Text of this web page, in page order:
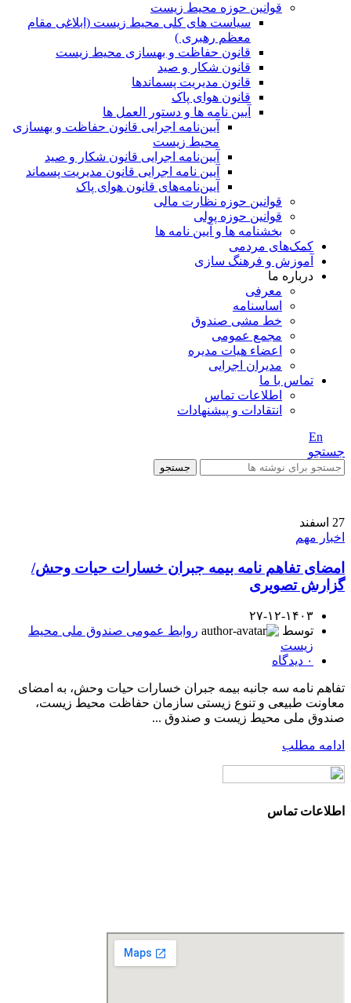
قوانین حوزه محیط زیست
ﺳﯿﺎﺳﺖ ﻫﺎی ﮐﻠﯽ ﻣﺤﯿﻂ زﯾﺴﺖ (ابلاغی مقام
معظم رهبری )
قانون حفاظت و بهسازی محیط زیست
قانون شکار و صید
قانون مدیریت پسماندها
قانون هوای پاک
آیین نامه ها و دستور العمل ها
آیین‌نامه اجرایی قانون حفاظت و بهسازی
محیط زیست
آیین‌نامه اجرایی قانون شکار و صید
آیین نامه اجرایی قانون مدیریت پسماند
آیین‌نامه‌های قانون هوای پاک
قوانین حوزه نظارت مالی
قوانین حوزه پولی
بخشنامه ها و آیین نامه ها
کمک‌های مردمی
آموزش و فرهنگ سازی
درباره ما
معرفی
اساسنامه
خط مشی صندوق
مجمع عمومی
اعضاء هیات مدیره
مدیران اجرایی
تماس با ما
اطلاعات تماس
انتقادات و پیشنهادات
En
جستجو
جستجو
27 اسفند
اخبار مهم
امضای تفاهم نامه بیمه جبران خسارات حیات وحش/
گزارش تصویری
۲۷-۱۲-۱۴۰۳
توسط
روابط عمومی صندوق ملی محیط
زیست
۰ دیدگاه
تفاهم نامه سه جانبه بیمه جبران خسارات حیات وحش، به امضای
معاونت طبیعی و تنوع زیستی سازمان حفاظت محیط زیست،
صندوق ملی محیط زیست و صندوق ...
ادامه مطلب
اطلاعات تماس